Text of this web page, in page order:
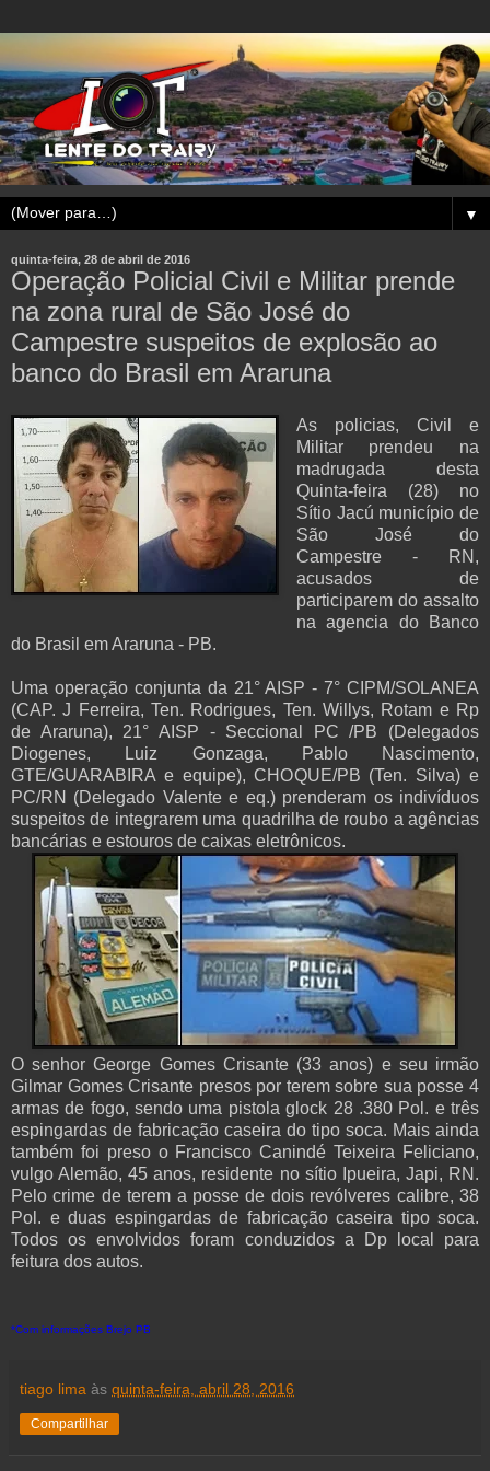
▼
quinta-feira, 28 de abril de 2016
Operação Policial Civil e Militar prende
na zona rural de São José do
Campestre suspeitos de explosão ao
banco do Brasil em Araruna
As policias, Civil e
Militar prendeu na
madrugada desta
Quinta-feira (28) no
Sítio Jacú município de
São José do
Campestre - RN,
acusados de
participarem do assalto
na agencia do Banco
do Brasil em Araruna - PB.
Uma operação conjunta da 21° AISP - 7° CIPM/SOLANEA
(CAP. J Ferreira, Ten. Rodrigues, Ten. Willys, Rotam e Rp
de Araruna), 21° AISP - Seccional PC /PB (Delegados
Diogenes, Luiz Gonzaga, Pablo Nascimento,
GTE/GUARABIRA e equipe), CHOQUE/PB (Ten. Silva) e
PC/RN (Delegado Valente e eq.) prenderam os indivíduos
suspeitos de integrarem uma quadrilha de roubo a agências
bancárias e estouros de caixas eletrônicos.
O senhor George Gomes Crisante (33 anos) e seu irmão
Gilmar Gomes Crisante presos por terem sobre sua posse 4
armas de fogo, sendo uma pistola glock 28 .380 Pol. e três
espingardas de fabricação caseira do tipo soca. Mais ainda
também foi preso o Francisco Canindé Teixeira Feliciano,
vulgo Alemão, 45 anos, residente no sítio Ipueira, Japi, RN.
Pelo crime de terem a posse de dois revólveres calibre, 38
Pol. e duas espingardas de fabricação caseira tipo soca.
Todos os envolvidos foram conduzidos a Dp local para
feitura dos autos.
*Com informações Brejo PB
tiago lima às quinta-feira, abril 28, 2016
Compartilhar